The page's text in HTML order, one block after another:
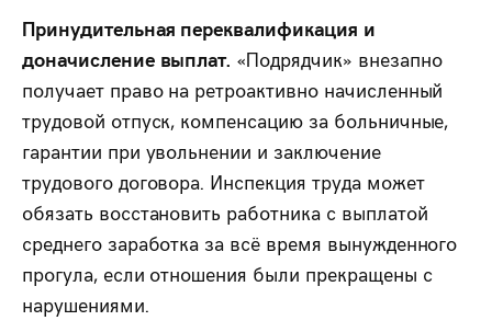
Принудительная переквалификация и
доначисление выплат. «Подрядчик» внезапно
получает право на ретроактивно начисленный
трудовой отпуск, компенсацию за больничные,
гарантии при увольнении и заключение
трудового договора. Инспекция труда может
обязать восстановить работника с выплатой
среднего заработка за всё время вынужденного
прогула, если отношения были прекращены с
нарушениями.